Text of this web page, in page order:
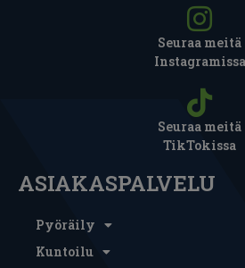
Seuraa meitä
Instagramissa
Seuraa meitä
TikTokissa
ASIAKASPALVELU
Pyöräily
Kuntoilu